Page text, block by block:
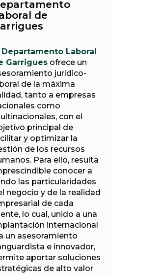
de
Departamento Laboral
Garriguesofrece un
jurídico-
de la máxima
tanto a empresas
como
con el
principal de
y optimizar la
de los recursos
Para ello, resulta
conocer a
las particularidades
negocio y de la realidad
de cada
lo cual, unido a una
internacional
un asesoramiento
e innovador,
aportar soluciones
de alto valor